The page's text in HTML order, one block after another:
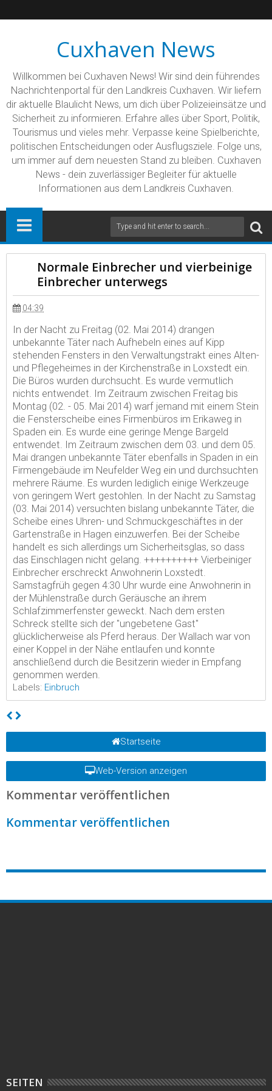
Cuxhaven News
Willkommen bei Cuxhaven News! Wir sind dein führendes
Nachrichtenportal für den Landkreis Cuxhaven. Wir liefern
dir aktuelle Blaulicht News, um dich über Polizeieinsätze und
Sicherheit zu informieren. Erfahre alles über Sport, Politik,
Tourismus und vieles mehr. Verpasse keine Spielberichte,
politischen Entscheidungen oder Ausflugsziele. Folge uns,
um immer auf dem neuesten Stand zu bleiben. Cuxhaven
News - dein zuverlässiger Begleiter für aktuelle
Informationen aus dem Landkreis Cuxhaven.
Normale Einbrecher und vierbeinige
Einbrecher unterwegs
04:39
In der Nacht zu Freitag (02. Mai 2014) drangen
unbekannte Täter nach Aufhebeln eines auf Kipp
stehenden Fensters in den Verwaltungstrakt eines Alten-
und Pflegeheimes in der Kirchenstraße in Loxstedt ein.
Die Büros wurden durchsucht. Es wurde vermutlich
nichts entwendet. Im Zeitraum zwischen Freitag bis
Montag (02. - 05. Mai 2014) warf jemand mit einem Stein
die Fensterscheibe eines Firmenbüros im Erikaweg in
Spaden ein. Es wurde eine geringe Menge Bargeld
entwendet. Im Zeitraum zwischen dem 03. und dem 05.
Mai drangen unbekannte Täter ebenfalls in Spaden in ein
Firmengebäude im Neufelder Weg ein und durchsuchten
mehrere Räume. Es wurden lediglich einige Werkzeuge
von geringem Wert gestohlen. In der Nacht zu Samstag
(03. Mai 2014) versuchten bislang unbekannte Täter, die
Scheibe eines Uhren- und Schmuckgeschäftes in der
Gartenstraße in Hagen einzuwerfen. Bei der Scheibe
handelt es sich allerdings um Sicherheitsglas, so dass
das Einschlagen nicht gelang. ++++++++++ Vierbeiniger
Einbrecher erschreckt Anwohnerin Loxstedt.
Samstagfrüh gegen 4:30 Uhr wurde eine Anwohnerin in
der Mühlenstraße durch Geräusche an ihrem
Schlafzimmerfenster geweckt. Nach dem ersten
Schreck stellte sich der "ungebetene Gast"
glücklicherweise als Pferd heraus. Der Wallach war von
einer Koppel in der Nähe entlaufen und konnte
anschließend durch die Besitzerin wieder in Empfang
genommen werden.
Labels: Einbruch
Startseite
Web-Version anzeigen
Kommentar veröffentlichen
Kommentar veröffentlichen
SEITEN